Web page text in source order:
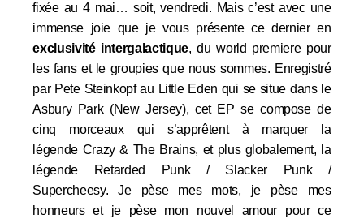
fixée au 4 mai… soit, vendredi. Mais c’est avec une
immense joie que je vous présente ce dernier en
exclusivité intergalactique, du world premiere pour
les fans et le groupies que nous sommes. Enregistré
par Pete Steinkopf au Little Eden qui se situe dans le
Asbury Park (New Jersey), cet EP se compose de
cinq morceaux qui s’apprêtent à marquer la
légende Crazy & The Brains, et plus globalement, la
légende Retarded Punk / Slacker Punk /
Supercheesy. Je pèse mes mots, je pèse mes
honneurs et je pèse mon nouvel amour pour ce